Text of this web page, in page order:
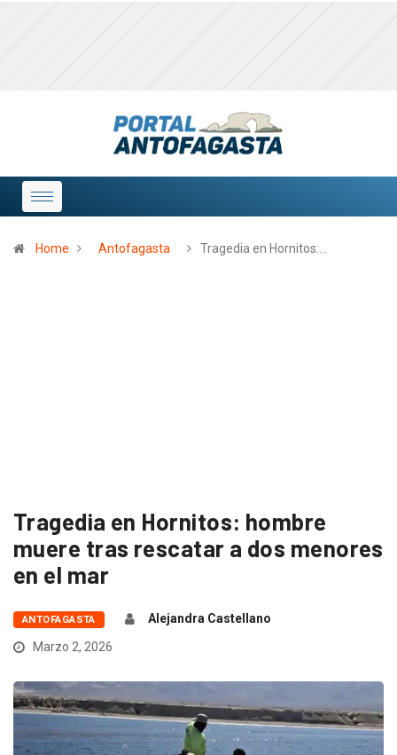
Home Antofagasta Tragedia en Hornitos:…
Tragedia en Hornitos: hombre
muere tras rescatar a dos menores
en el mar
ANTOFAGASTA
Alejandra Castellano
Marzo 2, 2026